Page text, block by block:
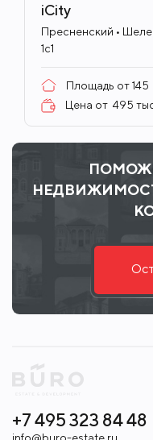
iCity
Пресненский •
1с1
Площадь от145
Цена от 495
+7 495 323 84 48